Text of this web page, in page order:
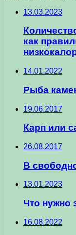
13.03.2023
как
14.01.2022
Рыба
19.06.2017
Карп или
26.08.2017
В
13.01.2023
Что нужно
16.08.2022